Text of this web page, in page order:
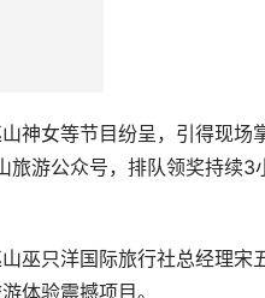
神女等节目纷呈，引得现场
旅游公众号，排队领奖持续3
巫只洋国际旅行社总经理宋
体验震撼项目。